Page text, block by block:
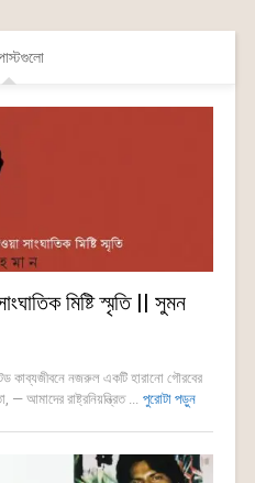
মিষ্টি স্মৃতি || সুমন
কাব্যজীবনে নজরুল একটি হারানো গৌরবের
আমাদের রাষ্ট্রনিয়ন্ত্রিত ... পুরোটা পড়ুন